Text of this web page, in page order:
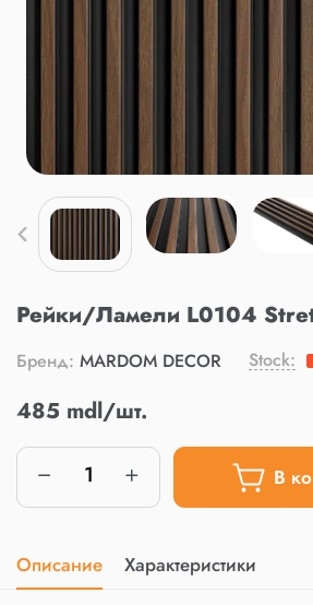
Рейки/Ламели L0104
Бренд: MARDOM DECOR Stock:
485 mdl/шт.
В
Описание Характеристики